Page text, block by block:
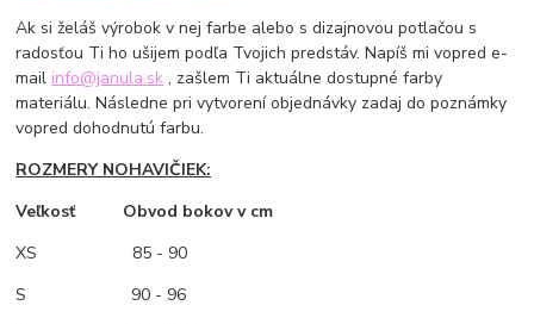
Ak si želáš výrobok v nej farbe alebo s dizajnovou potlačou s
radosťou Ti ho ušijem podľa Tvojich predstáv. Napíš mi vopred e-
mail info@janula.sk , zašlem Ti aktuálne dostupné farby
materiálu. Následne pri vytvorení objednávky zadaj do poznámky
vopred dohodnutú farbu.
ROZMERY NOHAVIČIEK:
Veľkosť Obvod bokov v cm
XS
85 - 90
S 90 - 96